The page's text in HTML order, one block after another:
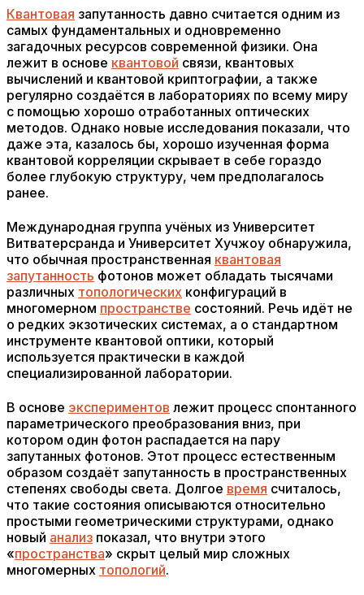
Квантовая запутанность давно считается одним из
самых фундаментальных и одновременно
загадочных ресурсов современной физики. Она
лежит в основе квантовой связи, квантовых
вычислений и квантовой криптографии, а также
регулярно создаётся в лабораториях по всему миру
с помощью хорошо отработанных оптических
методов. Однако новые исследования показали, что
даже эта, казалось бы, хорошо изученная форма
квантовой корреляции скрывает в себе гораздо
более глубокую структуру, чем предполагалось
ранее.
Международная группа учёных из Университет
Витватерсранда и Университет Хучжоу обнаружила,
что обычная пространственная квантовая
запутанность фотонов может обладать тысячами
различных топологических конфигураций в
многомерном пространстве состояний. Речь идёт не
о редких экзотических системах, а о стандартном
инструменте квантовой оптики, который
используется практически в каждой
специализированной лаборатории.
В основе экспериментов лежит процесс спонтанного
параметрического преобразования вниз, при
котором один фотон распадается на пару
запутанных фотонов. Этот процесс естественным
образом создаёт запутанность в пространственных
степенях свободы света. Долгое время считалось,
что такие состояния описываются относительно
простыми геометрическими структурами, однако
новый анализ показал, что внутри этого
«пространства» скрыт целый мир сложных
многомерных топологий.